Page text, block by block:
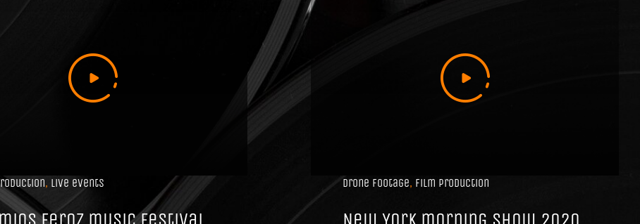
, Live events Drone footage, Film production